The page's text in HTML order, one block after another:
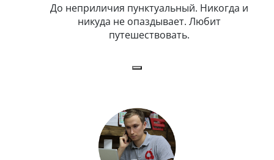
До неприличия пунктуальный. Никогда и
никуда не опаздывает. Любит
путешествовать.